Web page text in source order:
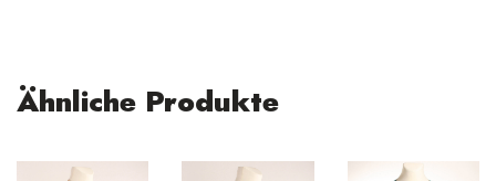
Ähnliche Produkte